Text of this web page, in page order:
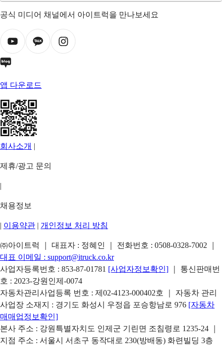
공식 미디어 채널에서 아이트럭을 만나보세요
앱 다운로드
회사소개 |
제휴/광고 문의
|
채용정보
| 이용약관 | 개인정보 처리 방침
㈜아이트럭 ｜ 대표자 : 정혜인 ｜ 전화번호 : 0508-0328-7002
대표 이메일 : support@itruck.co.kr
사업자등록번호 : 853-87-01781 [사업자정보확인]
｜ 통신판매번
호 : 2023-강원인제-0074
자동차관리사업등록 번호 : 제02-4123-000402호 ｜ 자동차 관리
사업장 소재지 : 경기도 화성시 우정읍 포승항남로 976 [자동차
매매업정보확인]
본사 주소 : 강원특별자치도 인제군 기린면 조침령로 1235-24 ｜
지점 주소 : 서울시 서초구 동작대로 230(방배동) 화련빌딩 3층